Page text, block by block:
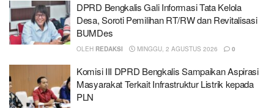
DPRD Bengkalis Gali Informasi Tata Kelola
Desa, Soroti Pemilihan RT/RW dan Revitalisasi
BUMDes
OLEH REDAKSI MINGGU, 2 AGUSTUS 2026 0
Komisi III DPRD Bengkalis Sampaikan Aspirasi
Masyarakat Terkait Infrastruktur Listrik kepada
PLN